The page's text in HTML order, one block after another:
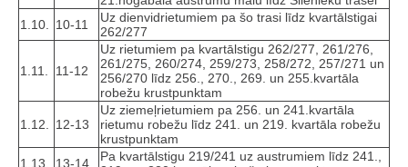
1.10.
10-11
Uz dienvidrietumiem pa šo trasi līdz kvartālstigai
262/277
1.11. 11-12
Uz rietumiem pa kvartālstigu 262/277, 261/276,
261/275, 260/274, 259/273, 258/272, 257/271 un
256/270 līdz 256., 270., 269. un 255.kvartāla
robežu krustpunktam
1.12. 12-13
Uz ziemeļrietumiem pa 256. un 241.kvartāla
rietumu robežu līdz 241. un 219. kvartāla robežu
krustpunktam
1.13.
13-14
Pa kvartālstigu 219/241 uz austrumiem līdz 241.,